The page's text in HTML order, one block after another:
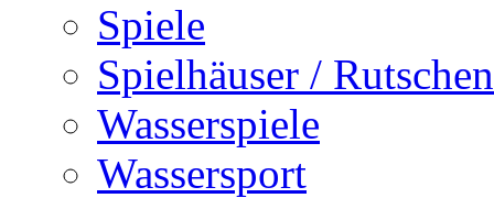
Spiele
Spielhäuser / Rutschen
Wasserspiele
Wassersport